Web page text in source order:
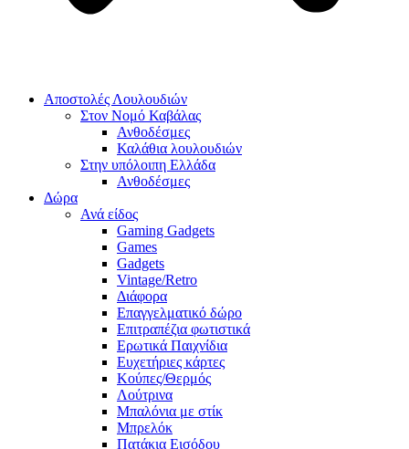
Αποστολές Λουλουδιών
Στον Νομό Καβάλας
Ανθοδέσμες
Καλάθια λουλουδιών
Στην υπόλοιπη Ελλάδα
Ανθοδέσμες
Δώρα
Ανά είδος
Gaming Gadgets
Games
Gadgets
Vintage/Retro
Διάφορα
Επαγγελματικό δώρο
Επιτραπέζια φωτιστικά
Ερωτικά Παιχνίδια
Ευχετήριες κάρτες
Κούπες/Θερμός
Λούτρινα
Μπαλόνια με στίκ
Μπρελόκ
Πατάκια Εισόδου